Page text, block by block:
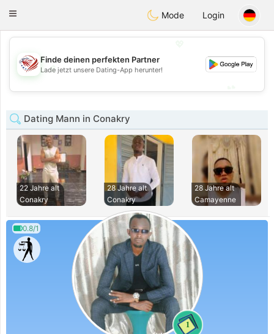
Dating
Toggle
Mode Login
💖
💕
Finde deinen perfekten Partner
Lade jetzt unsere Dating-App herunter!
Dating Mann in Conakry
22 Jahre alt
Conakry
28 Jahre alt
Conakry
28 Jahre alt
Camayenne
0.8/1
1